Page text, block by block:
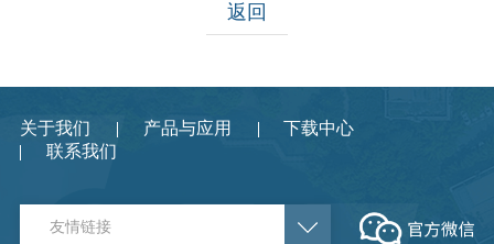
返回
关于我们 产品与应用
下载中心
联系我们
友情链接